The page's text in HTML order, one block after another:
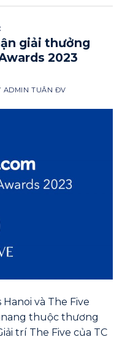
giải thưởng
2023
ADMIN TUÂN ĐV
và The Five
thuộc thương
trí The Five của TC